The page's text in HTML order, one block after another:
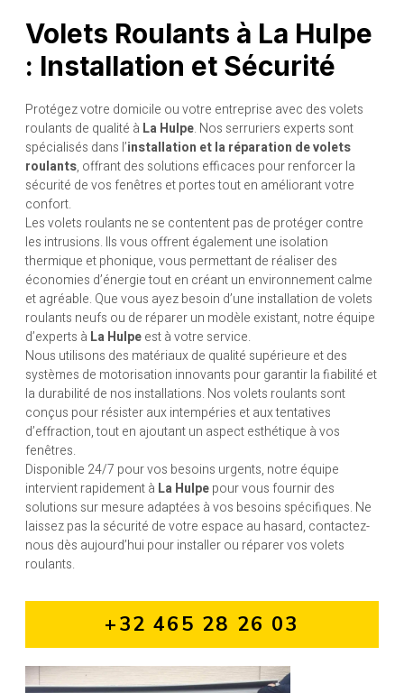
Volets Roulants à La Hulpe
: Installation et Sécurité
Protégez votre domicile ou votre entreprise avec des volets
roulants de qualité à La Hulpe. Nos serruriers experts sont
spécialisés dans l’installation et la réparation de volets
roulants, offrant des solutions efficaces pour renforcer la
sécurité de vos fenêtres et portes tout en améliorant votre
confort.
Les volets roulants ne se contentent pas de protéger contre
les intrusions. Ils vous offrent également une isolation
thermique et phonique, vous permettant de réaliser des
économies d’énergie tout en créant un environnement calme
et agréable. Que vous ayez besoin d’une installation de volets
roulants neufs ou de réparer un modèle existant, notre équipe
d’experts à La Hulpeest à votre service.
Nous utilisons des matériaux de qualité supérieure et des
systèmes de motorisation innovants pour garantir la fiabilité et
la durabilité de nos installations. Nos volets roulants sont
conçus pour résister aux intempéries et aux tentatives
d’effraction, tout en ajoutant un aspect esthétique à vos
fenêtres.
Disponible 24/7 pour vos besoins urgents, notre équipe
intervient rapidement à La Hulpepour vous fournir des
solutions sur mesure adaptées à vos besoins spécifiques. Ne
laissez pas la sécurité de votre espace au hasard, contactez-
nous dès aujourd’hui pour installer ou réparer vos volets
roulants.
+32 465 28 26 03